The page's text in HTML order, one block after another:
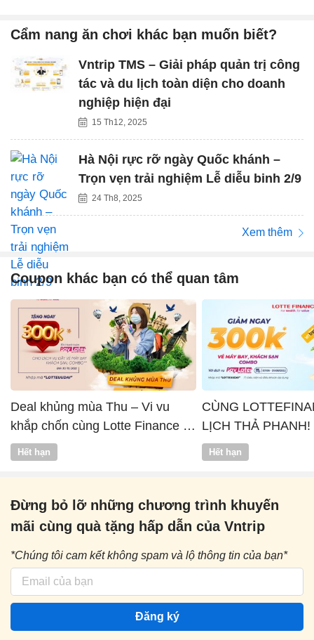
Cẩm nang ăn chơi khác bạn muốn biết?
Vntrip TMS – Giải pháp quản trị công
tác và du lịch toàn diện cho doanh
nghiệp hiện đại
15 Th12, 2025
Hà Nội rực rỡ ngày Quốc khánh –
Trọn vẹn trải nghiệm Lễ diễu binh 2/9
24 Th8, 2025
Xem thêm
Coupon khác bạn có thể quan tâm
Deal khủng mùa Thu – Vi vu
khắp chốn cùng Lotte Finance x
Vntrip
Hết hạn
CÙNG
LỊCH THẢ PHANH!
Hết hạn
Đừng bỏ lỡ những chương trình khuyến
mãi cùng quà tặng hấp dẫn của Vntrip
*Chúng tôi cam kết không spam và lộ thông tin của bạn*
Đăng ký